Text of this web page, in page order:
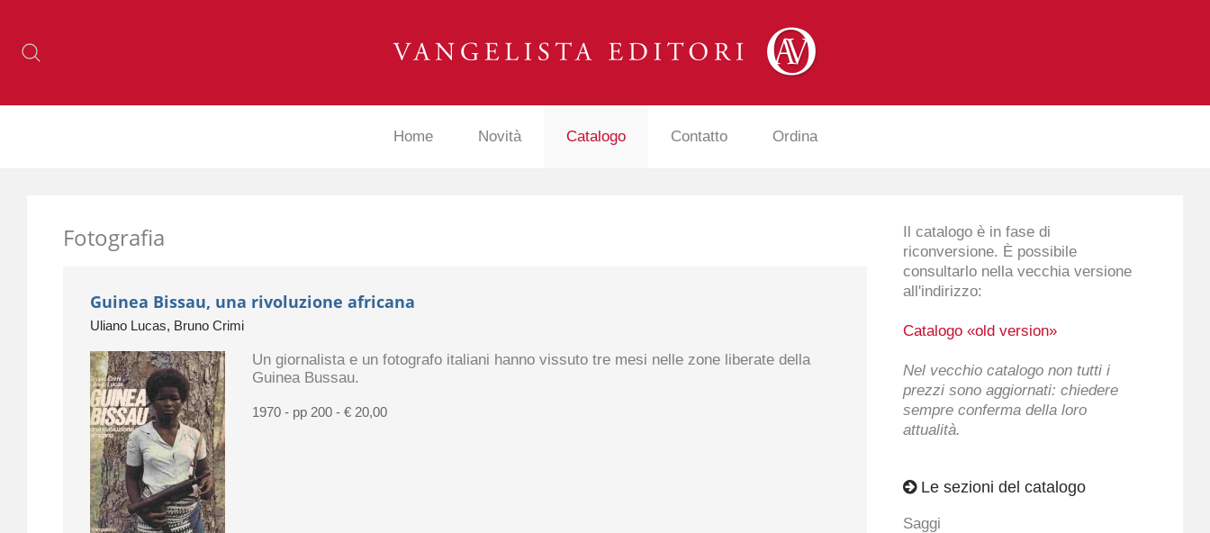
Home Novità Catalogo Contatto Ordina
Fotografia
Guinea Bissau, una rivoluzione africana
Uliano Lucas, Bruno Crimi
Un giornalista e un fotografo italiani hanno vissuto tre mesi nelle zone liberate della
Guinea Bussau.
1970 - pp 200 - € 20,00
Il catalogo è in fase di
riconversione. È possibile
consultarlo nella vecchia versione
all'indirizzo:
Catalogo «old version»
Nel vecchio catalogo non tutti i
prezzi sono aggiornati: chiedere
sempre conferma della loro
attualità.
Le sezioni del catalogo
Saggi